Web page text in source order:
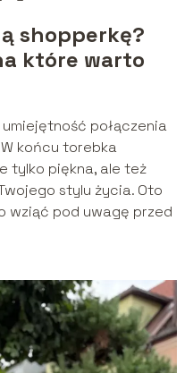
shopperkę?
które warto
połączenia
końcu torebka
tylko piękna, ale też
stylu życia. Oto
wziąć pod uwagę przed